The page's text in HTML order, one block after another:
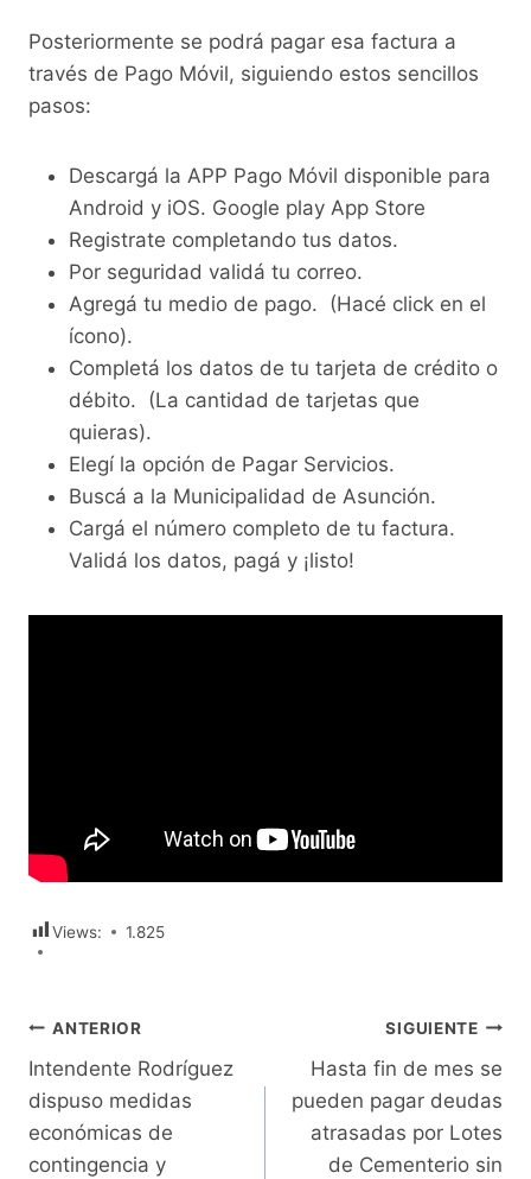
Posteriormente se podrá pagar esa factura a
través de Pago Móvil, siguiendo estos sencillos
pasos:
Descargá la APP Pago Móvil disponible para
Android y iOS. Google play App Store
Registrate completando tus datos.
Por seguridad validá tu correo.
Agregá tu medio de pago. (Hacé click en el
ícono).
Completá los datos de tu tarjeta de crédito o
débito. (La cantidad de tarjetas que
quieras).
Elegí la opción de Pagar Servicios.
Buscá a la Municipalidad de Asunción.
Cargá el número completo de tu factura.
Validá los datos, pagá y ¡listo!
Views: 1.825
Navegación
de
entradas
ANTERIOR
Intendente Rodríguez
dispuso medidas
económicas de
contingencia y
SIGUIENTE
Hasta fin de mes se
pueden pagar deudas
atrasadas por Lotes
de Cementerio sin